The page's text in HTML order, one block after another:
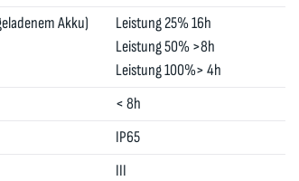
Akku)
Leistung 25% 16h
Leistung 50% >8h
Leistung 100%> 4h
< 8h
IP65
III